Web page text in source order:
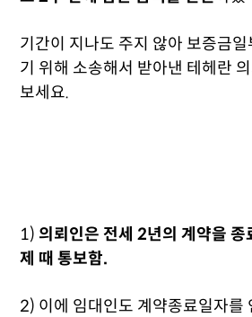
기간이 지나도 주지 않아 보증금
기 위해 소송해서 받아낸 테헤란
보세요.
1) 의뢰인은 전세 2년의 계약을 종
제 때 통보함.
2) 이에 임대인도 계약종료일자를